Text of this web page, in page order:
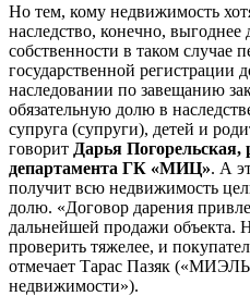
Но тем, кому недвижимость
наследство, конечно,
собственности в таком случае
государственной регистрации
наследовании по завещанию
обязательную долю в
супруга (супруги), детей и
говорит Дарья Погорельская,
департамента ГК «МИЦ». А
получит всю недвижимость
долю. «Договор дарения
дальнейшей продажи объекта.
проверить тяжелее, и
отмечает Тарас Пазяк
недвижимости»).